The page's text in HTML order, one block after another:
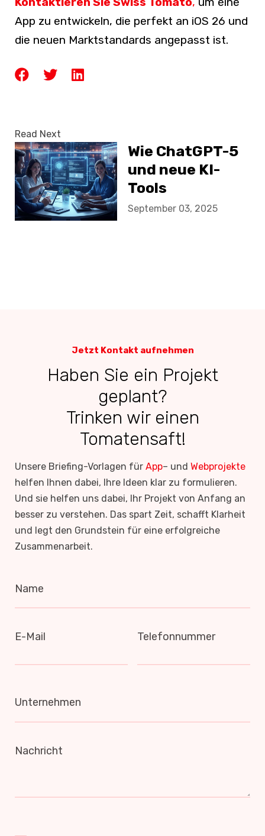
App zu entwickeln, die perfekt an iOS 26 und
die neuen Marktstandards angepasst ist.
Read Next
Wie ChatGPT-5
und neue KI-
Tools
Webprojekte
September 03, 2025
Jetzt Kontakt aufnehmen
Haben Sie ein Projekt
geplant?
Trinken wir einen
Tomatensaft!
Unsere Briefing-Vorlagen für App– und Webprojekte
helfen Ihnen dabei, Ihre Ideen klar zu formulieren.
Und sie helfen uns dabei, Ihr Projekt von Anfang an
besser zu verstehen. Das spart Zeit, schafft Klarheit
und legt den Grundstein für eine erfolgreiche
Zusammenarbeit.
Name
E-Mail Telefonnummer
Unternehmen
Nachricht